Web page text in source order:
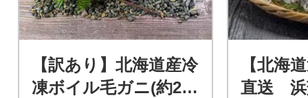
【訳あり】北海道産冷
凍ボイル毛ガニ(約250
【北海
直送 浜